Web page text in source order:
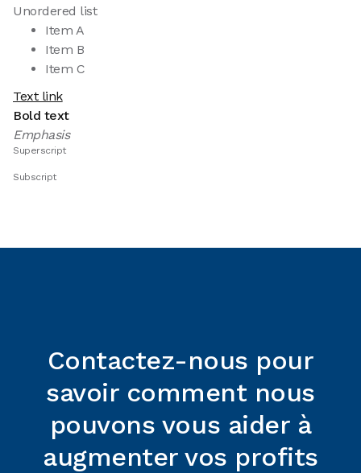
Unordered list
Item A
Item B
Item C
Text link
Bold text
Emphasis
Superscript
Subscript
Contactez-nous pour
savoir comment nous
pouvons vous aider à
augmenter vos profits